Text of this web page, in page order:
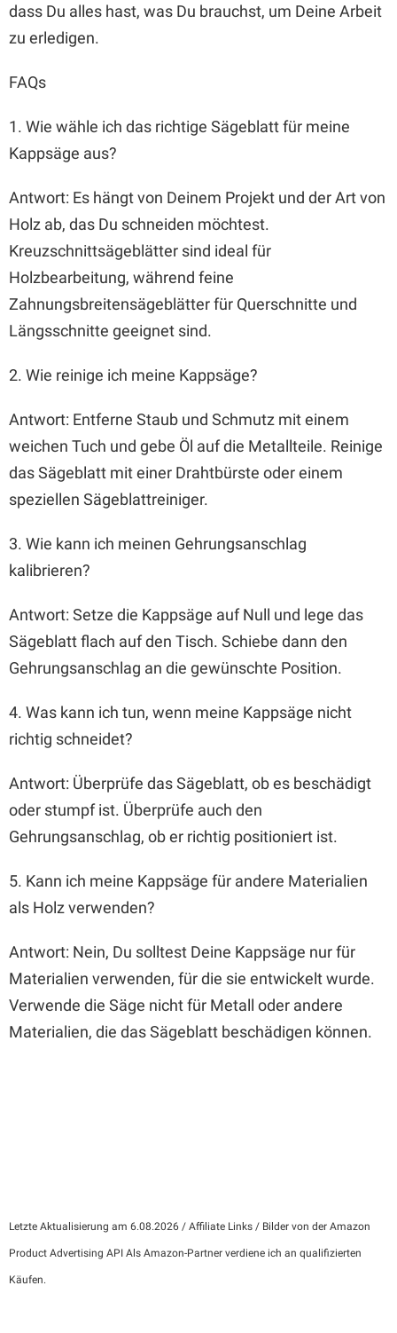
dass Du alles hast, was Du brauchst, um Deine Arbeit
zu erledigen.
FAQs
1. Wie wähle ich das richtige Sägeblatt für meine
Kappsäge aus?
Antwort: Es hängt von Deinem Projekt und der Art von
Holz ab, das Du schneiden möchtest.
Kreuzschnittsägeblätter sind ideal für
Holzbearbeitung, während feine
Zahnungsbreitensägeblätter für Querschnitte und
Längsschnitte geeignet sind.
2. Wie reinige ich meine Kappsäge?
Antwort: Entferne Staub und Schmutz mit einem
weichen Tuch und gebe Öl auf die Metallteile. Reinige
das Sägeblatt mit einer Drahtbürste oder einem
speziellen Sägeblattreiniger.
3. Wie kann ich meinen Gehrungsanschlag
kalibrieren?
Antwort: Setze die Kappsäge auf Null und lege das
Sägeblatt flach auf den Tisch. Schiebe dann den
Gehrungsanschlag an die gewünschte Position.
4. Was kann ich tun, wenn meine Kappsäge nicht
richtig schneidet?
Antwort: Überprüfe das Sägeblatt, ob es beschädigt
oder stumpf ist. Überprüfe auch den
Gehrungsanschlag, ob er richtig positioniert ist.
5. Kann ich meine Kappsäge für andere Materialien
als Holz verwenden?
Antwort: Nein, Du solltest Deine Kappsäge nur für
Materialien verwenden, für die sie entwickelt wurde.
Verwende die Säge nicht für Metall oder andere
Materialien, die das Sägeblatt beschädigen können.
Letzte Aktualisierung am 6.08.2026 / Affiliate Links / Bilder von der Amazon
Product Advertising API Als Amazon-Partner verdiene ich an qualifizierten
Käufen.